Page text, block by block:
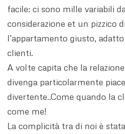
facile: ci sono mille variabili
considerazione et un pizzico
l’appartamento giusto,
clienti.
A volte capita che la
divenga particolarmente
divertente..Come quando la
come me!
La complicità tra di noi è